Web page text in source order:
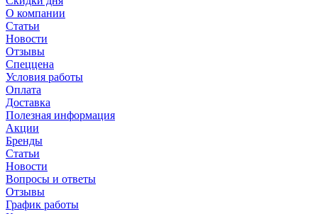
О компании
Статьи
Новости
Отзывы
Спеццена
Условия работы
Оплата
Доставка
Полезная информация
Акции
Бренды
Статьи
Новости
Вопросы и ответы
Отзывы
График работы